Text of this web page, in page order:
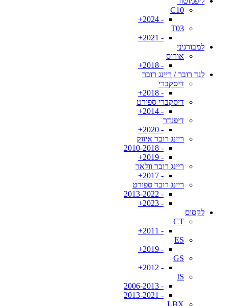
C10
- 2024+
T03
- 2021+
למבורגיני
אורוס
- 2018+
לנד רובר / ריינג רובר
דיסקברי
- 2018+
דיסקברי ספורט
- 2014+
דיפנדר
- 2020+
ריינג רובר איווק
- 2010-2018
- 2019+
ריינג רובר וולאר
- 2017+
ריינג רובר ספורט
- 2013-2022
- 2023+
לקסוס
CT
- 2011+
ES
- 2019+
GS
- 2012+
IS
- 2006-2013
- 2013-2021
LBX